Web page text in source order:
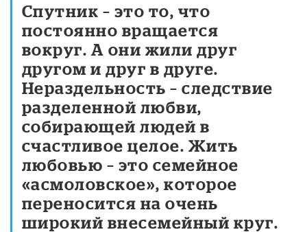
Спутник – это то, что
постоянно вращается
вокруг. А они жили друг
другом и друг в друге.
Нераздельность – следствие
разделенной любви,
собирающей людей в
счастливое целое. Жить
любовью – это семейное
«асмоловское», которое
переносится на очень
широкий внесемейный круг.